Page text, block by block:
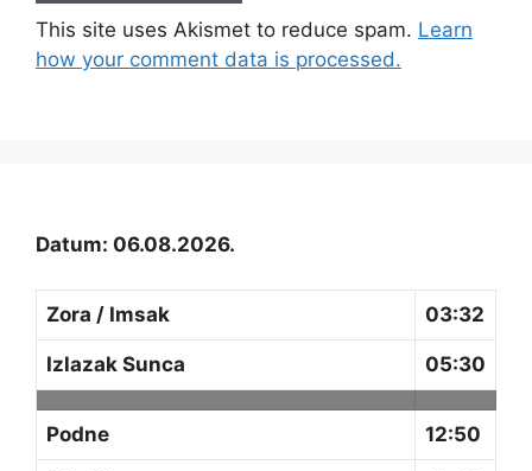
This site uses Akismet to reduce spam. Learn
how your comment data is processed.
Datum: 06.08.2026.
Zora / Imsak 03:32
Izlazak Sunca 05:30
Podne 12:50